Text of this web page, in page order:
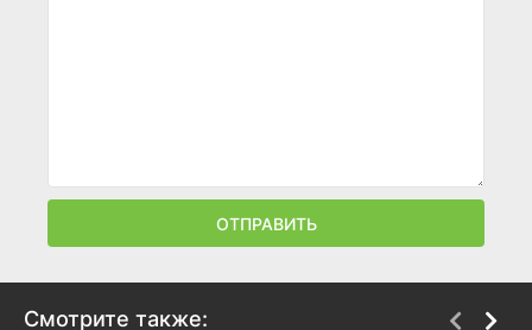
ОТПРАВИТЬ
Смотрите также: